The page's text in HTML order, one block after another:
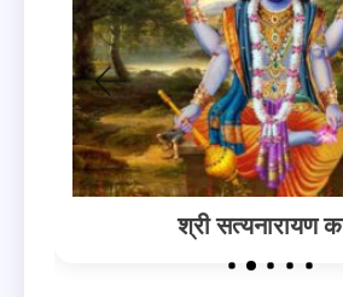
श्री सत्यनारायण कथा